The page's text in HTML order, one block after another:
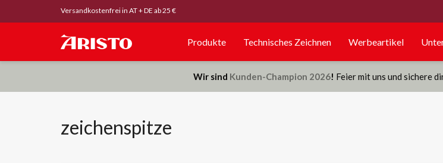
Versandkostenfrei in AT + DE ab 25 €
Produkte Technisches Zeichnen Werbeartikel
Wir sind Kunden-Champion 2026! Feier mit uns und sichere
zeichenspitze